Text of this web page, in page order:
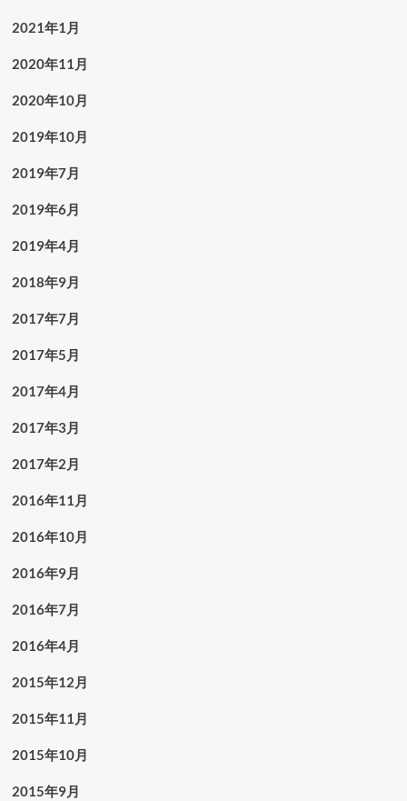
2021年1月
2020年11月
2020年10月
2019年10月
2019年7月
2019年6月
2019年4月
2018年9月
2017年7月
2017年5月
2017年4月
2017年3月
2017年2月
2016年11月
2016年10月
2016年9月
2016年7月
2016年4月
2015年12月
2015年11月
2015年10月
2015年9月